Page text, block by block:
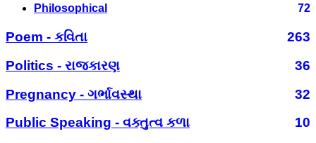
Philosophical 72
Poem - કવિતા
263
Politics - રાજકારણ
36
Pregnancy - ગર્ભાવસ્થા
32
Public Speaking - વક્તુત્વ કળા
10